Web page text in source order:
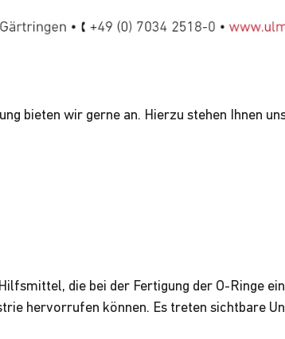
bieten wir gerne an. Hierzu stehen Ihnen
die bei der Fertigung der O-Ringe
hervorrufen können. Es treten sichtbare